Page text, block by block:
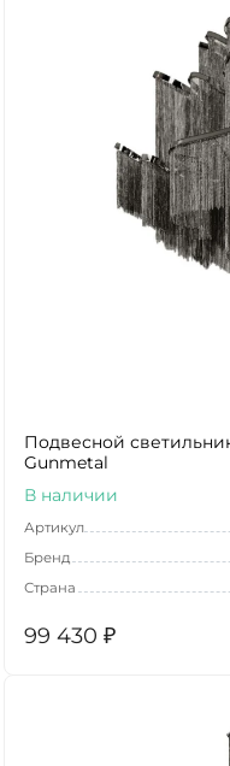
Подвесной
Gunmetal
В наличии
Артикул
Бренд
Страна
99 430 ₽